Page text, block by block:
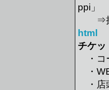
ppi」
⇒操
html
チケッ
・コ
・
・店